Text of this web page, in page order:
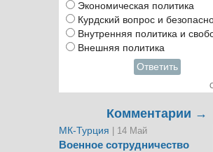
Экономическая политика
Курдский вопрос и
Внутренняя политика и
Внешняя политика
Ответить
Комментарии →
МК-Турция | 14 Май
Военное сотрудничество